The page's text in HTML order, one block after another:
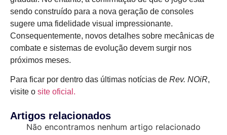
sendo construído para a nova geração de consoles
sugere uma fidelidade visual impressionante.
Consequentemente, novos detalhes sobre mecânicas de
combate e sistemas de evolução devem surgir nos
próximos meses.
Para ficar por dentro das últimas notícias de Rev. NOiR,
visite o site oficial.
Artigos relacionados
Não encontramos nenhum artigo relacionado